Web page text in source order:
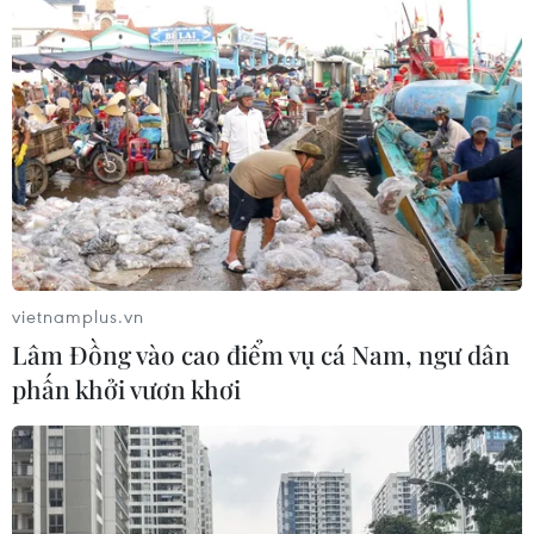
05/08/2026 04:26
Trung Quốc tăng cường trấn áp tội
phạm có tổ chức
04/08/2026 14:24
Điều gì chờ đợi đồng yen sau cái bắt
tay giữa Mỹ-Nhật?
04/08/2026 14:11
ASC 2026: Tiếp lửa đam mê khoa học
cho thế hệ trẻ Việt Nam
04/08/2026 14:08
vietnamplus.vn
Lâm Đồng vào cao điểm vụ cá Nam, ngư dân
phấn khởi vươn khơi